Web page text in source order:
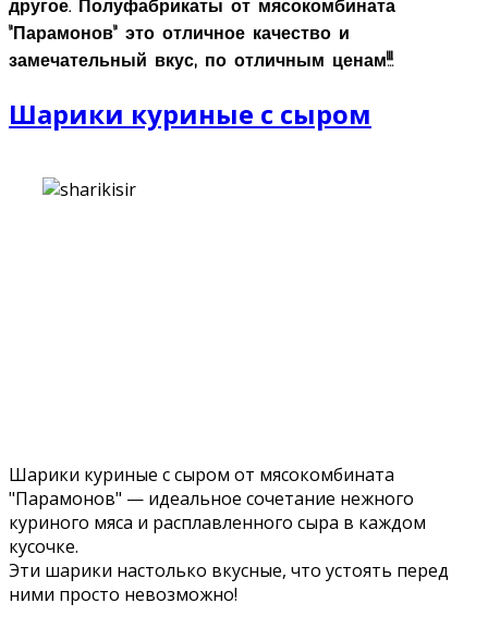
другое. Полуфабрикаты от мясокомбината
"Парамонов" это отличное качество и
замечательный вкус, по отличным ценам!!!
Шарики куриные с сыром
Шарики куриные с сыром от мясокомбината
"Парамонов" — идеальное сочетание нежного
куриного мяса и расплавленного сыра в каждом
кусочке.
Эти шарики настолько вкусные, что устоять перед
ними просто невозможно!